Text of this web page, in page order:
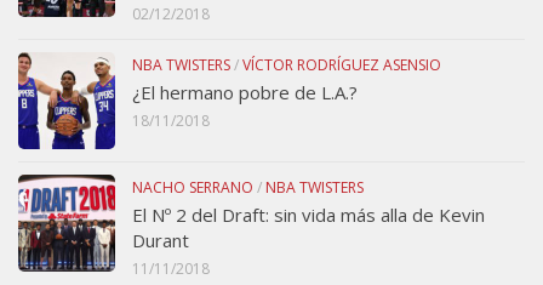
02/12/2018
NBA TWISTERS/VÍCTOR RODRÍGUEZ ASENSIO
¿El hermano pobre de L.A.?
18/11/2018
NACHO SERRANO / NBA TWISTERS
El Nº 2 del Draft: sin vida más alla de Kevin
Durant
11/11/2018